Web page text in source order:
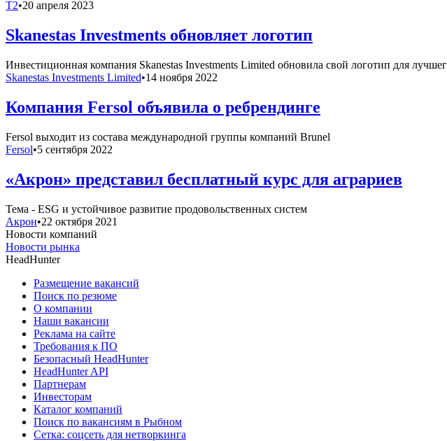
T2•20 апреля 2023
Skanestas Investments обновляет логотип
Инвестиционная компания Skanestas Investments Limited обновила свой логотип для
Skanestas Investments Limited•14 ноября 2022
Компания Fersol объявила о ребрендинге
Fersol выходит из состава международной группы компаний Brunel
Fersol•5 сентября 2022
«Акрон» представил бесплатный курс для аграриев
Тема - ESG и устойчивое развитие продовольственных систем
Акрон•22 октября 2021
Новости компаний
Новости рынка
HeadHunter
Размещение вакансий
Поиск по резюме
О компании
Наши вакансии
Реклама на сайте
Требования к ПО
Безопасный HeadHunter
HeadHunter API
Партнерам
Инвесторам
Каталог компаний
Поиск по вакансиям в Рыбном
Сетка: соцсеть для нетворкинга